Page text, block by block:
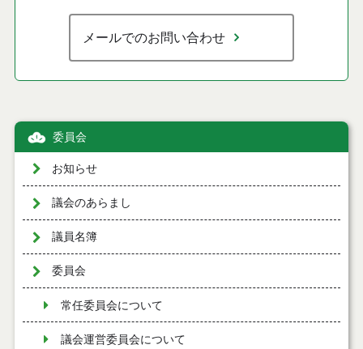
メールでのお問い合わせ
委員会
お知らせ
議会のあらまし
議員名簿
委員会
常任委員会について
議会運営委員会について